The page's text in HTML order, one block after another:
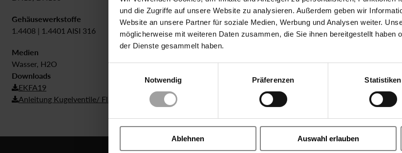
und die Zugriffe auf unsere Website zu analysieren. Außerdem geben wir
Website an unsere Partner für soziale Medien, Werbung und Analysen weiter.
möglicherweise mit weiteren Daten zusammen, die Sie ihnen bereitgestellt haben
der Dienste gesammelt haben.
Notwendig
Präferenzen Statistiken
Ablehnen Auswahl erlauben
Gehäusewerkstoffe
1.4408 | 1.4401 AISI 316
Dichtung
PTFE
Medien
Wasser, H2O
Downloads
EKFA19
Anleitung Kugelventile/ Flansch